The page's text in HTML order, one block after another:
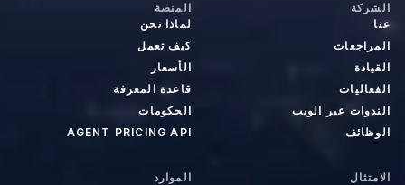
الشركة
عنا
المراجعات
القيادة
الفعاليات
الندوات عبر الويب
الوظائف
المنصة
لماذا نحن
كيف تعمل
الأسعار
قاعدة المعرفة
الحكومات
AGENT PRICING API
الامتثال
الموارد